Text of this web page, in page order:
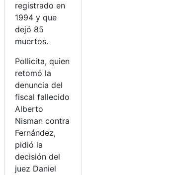
registrado en
1994 y que
dejó 85
muertos.
Pollicita, quien
retomó la
denuncia del
fiscal fallecido
Alberto
Nisman contra
Fernández,
pidió la
decisión del
juez Daniel